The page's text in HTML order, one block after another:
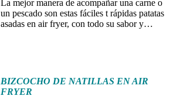
La mejor manera de acompañar una carne o
un pescado son estas fáciles t rápidas patatas
asadas en air fryer, con todo su sabor y…
BIZCOCHO DE NATILLAS EN AIR
FRYER